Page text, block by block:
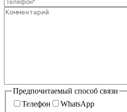
Предпочитаемый способ связи
Телефон
WhatsApp